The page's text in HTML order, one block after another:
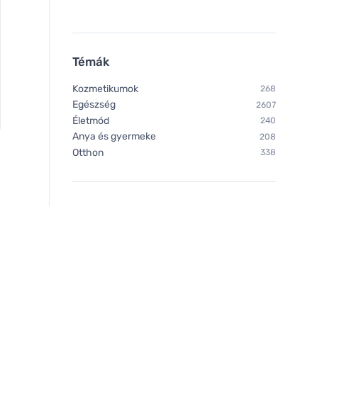
Nobilis Tilia Mész 10 ml
(10 ml) - stimulál
Témák
Kozmetikumok 268
Egészség 2607
Életmód 240
Anya és gyermeke 208
Otthon 338